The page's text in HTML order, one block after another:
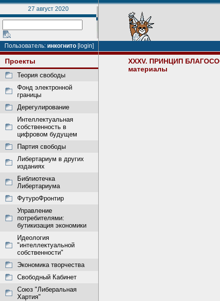
27 август 2020
Пользователь: инкогнито [login]
Проекты
Теория свободы
Фонд электронной
границы
Дерегулирование
Интеллектуальная
собственность в
цифровом будущем
Партия свободы
Либертариум в других
изданиях
Библиотечка
Либертариума
ФутуроФронтир
Управление
потребителями:
бутикизация экономики
Идеология
"интеллектуальной
собственности"
Экономика творчества
Свободный Кабинет
Союз "Либеральная
Хартия"
XXXV. ПРИНЦИП
материалы